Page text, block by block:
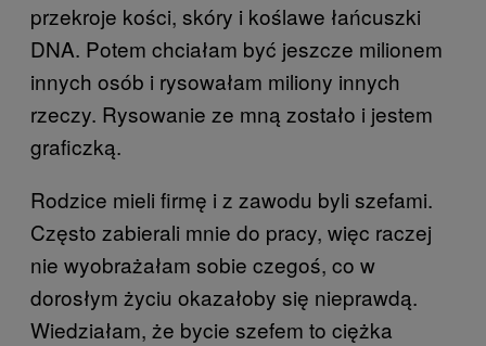
przekroje kości, skóry i koślawe łańcuszki
DNA. Potem chciałam być jeszcze milionem
innych osób i rysowałam miliony innych
rzeczy. Rysowanie ze mną zostało i jestem
graficzką.
Rodzice mieli firmę i z zawodu byli szefami.
Często zabierali mnie do pracy, więc raczej
nie wyobrażałam sobie czegoś, co w
dorosłym życiu okazałoby się nieprawdą.
Wiedziałam, że bycie szefem to ciężka